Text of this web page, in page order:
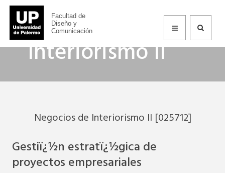
Facultad de
Diseño y
Comunicación
Negocios de
Interiorismo II
Negocios de Interiorismo II [025712]
Gestiï¿½n estratï¿½gica de
proyectos empresariales